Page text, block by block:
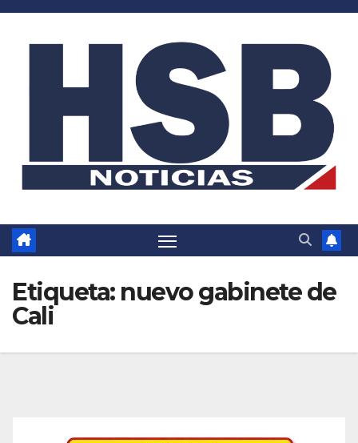
Saltar
Etiqueta: nuevo gabinete de
Cali